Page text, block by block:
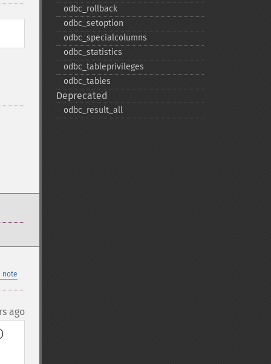
note
ago
odbc_​rollback
odbc_​setoption
odbc_​specialcolumns
odbc_​statistics
odbc_​tableprivileges
odbc_​tables
Deprecated
odbc_​result_​all